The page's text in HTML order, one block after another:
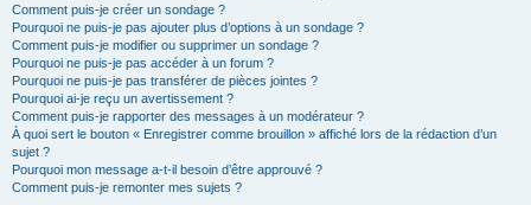
Comment puis-je créer un sondage ?
Pourquoi ne puis-je pas ajouter plus d’options à un sondage ?
Comment puis-je modifier ou supprimer un sondage ?
Pourquoi ne puis-je pas accéder à un forum ?
Pourquoi ne puis-je pas transférer de pièces jointes ?
Pourquoi ai-je reçu un avertissement ?
Comment puis-je rapporter des messages à un modérateur ?
À quoi sert le bouton « Enregistrer comme brouillon » affiché lors de la rédaction d’un
sujet ?
Pourquoi mon message a-t-il besoin d’être approuvé ?
Comment puis-je remonter mes sujets ?